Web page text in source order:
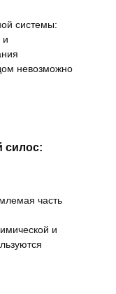
системы:
и
невозможно
силос:
часть
и